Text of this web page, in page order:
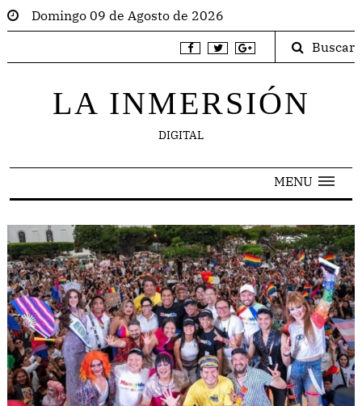
Domingo 09 de Agosto de 2026
Buscar
LA INMERSIÓN
DIGITAL
MENU